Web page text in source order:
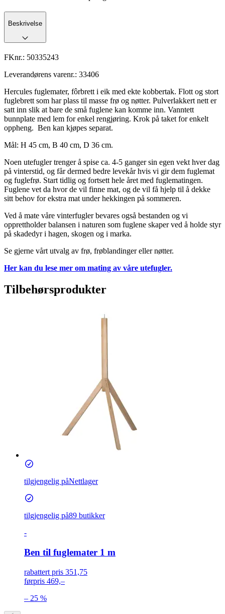
Beskrivelse
FKnr.: 50335243
Leverandørens varenr.: 33406
Hercules fuglemater, fôrbrett i eik med ekte kobbertak. Flott og stort
fuglebrett som har plass til masse frø og nøtter. Pulverlakkert nett er
satt inn slik at bare de små fuglene kan komme inn. Vanntett
bunnplate med lem for enkel rengjøring. Krok på taket for enkelt
oppheng. Ben kan kjøpes separat.
Mål: H 45 cm, B 40 cm, D 36 cm.
Noen utefugler trenger å spise ca. 4-5 ganger sin egen vekt hver dag
på vinterstid, og får dermed bedre levekår hvis vi gir dem fuglemat
og fuglefrø. Start tidlig og fortsett hele året med fuglematingen.
Fuglene vet da hvor de vil finne mat, og de vil få hjelp til å dekke
sitt behov for ekstra mat under hekkingen på sommeren.
Ved å mate våre vinterfugler bevares også bestanden og vi
opprettholder balansen i naturen som fuglene skaper ved å holde styr
på skadedyr i hagen, skogen og i marka.
Se gjerne vårt utvalg av frø, frøblandinger eller nøtter.
Her kan du lese mer om mating av våre utefugler.
Tilbehørsprodukter
tilgjengelig påNettlager
tilgjengelig på89 butikker
-
Ben til fuglemater 1 m
rabattert pris 351,75
førpris 469,–
– 25 %